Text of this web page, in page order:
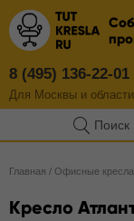
8 (495) 136-22-01
Для Москвы и области
Поиск
Главная / Офисные кресла
Кресло